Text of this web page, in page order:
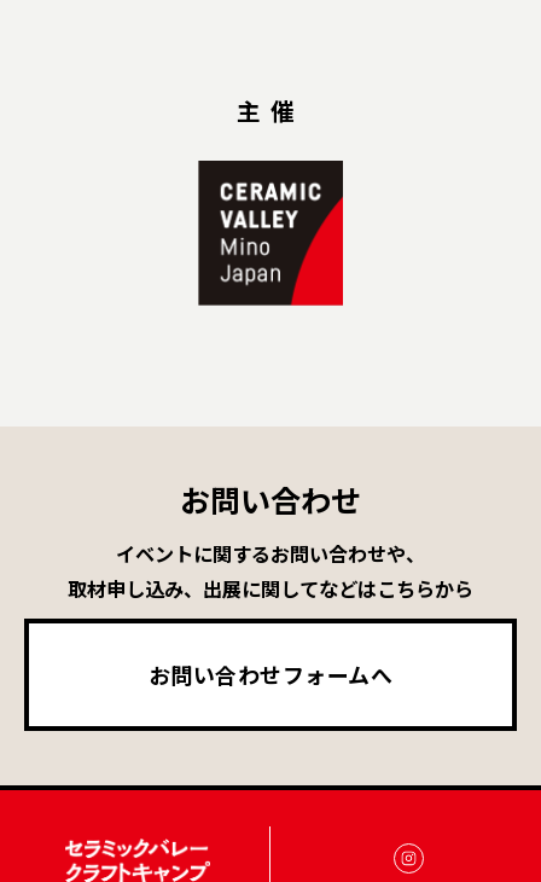
主催
お問い合わせ
イベントに関するお問い合わせや、
取材申し込み、出展に関してなどはこちらから
お問い合わせフォームへ